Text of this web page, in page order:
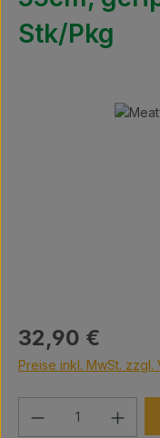
Stk/Pkg
Bildergalerie
Regulärer Preis:
32,90 €
Preise inkl. MwSt. zzgl.
Produkt